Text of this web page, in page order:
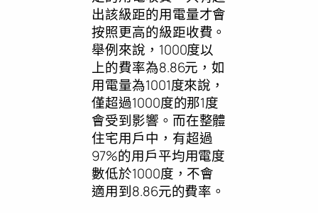
出該級距的用電量才會
按照更高的級距收費。
舉例來說，1000度以
上的費率為8.86元，如
用電量為1001度來說，
僅超過1000度的那1度
會受到影響。而在整體
住宅用戶中，有超過
97%的用戶平均用電度
數低於1000度，不會
適用到8.86元的費率。